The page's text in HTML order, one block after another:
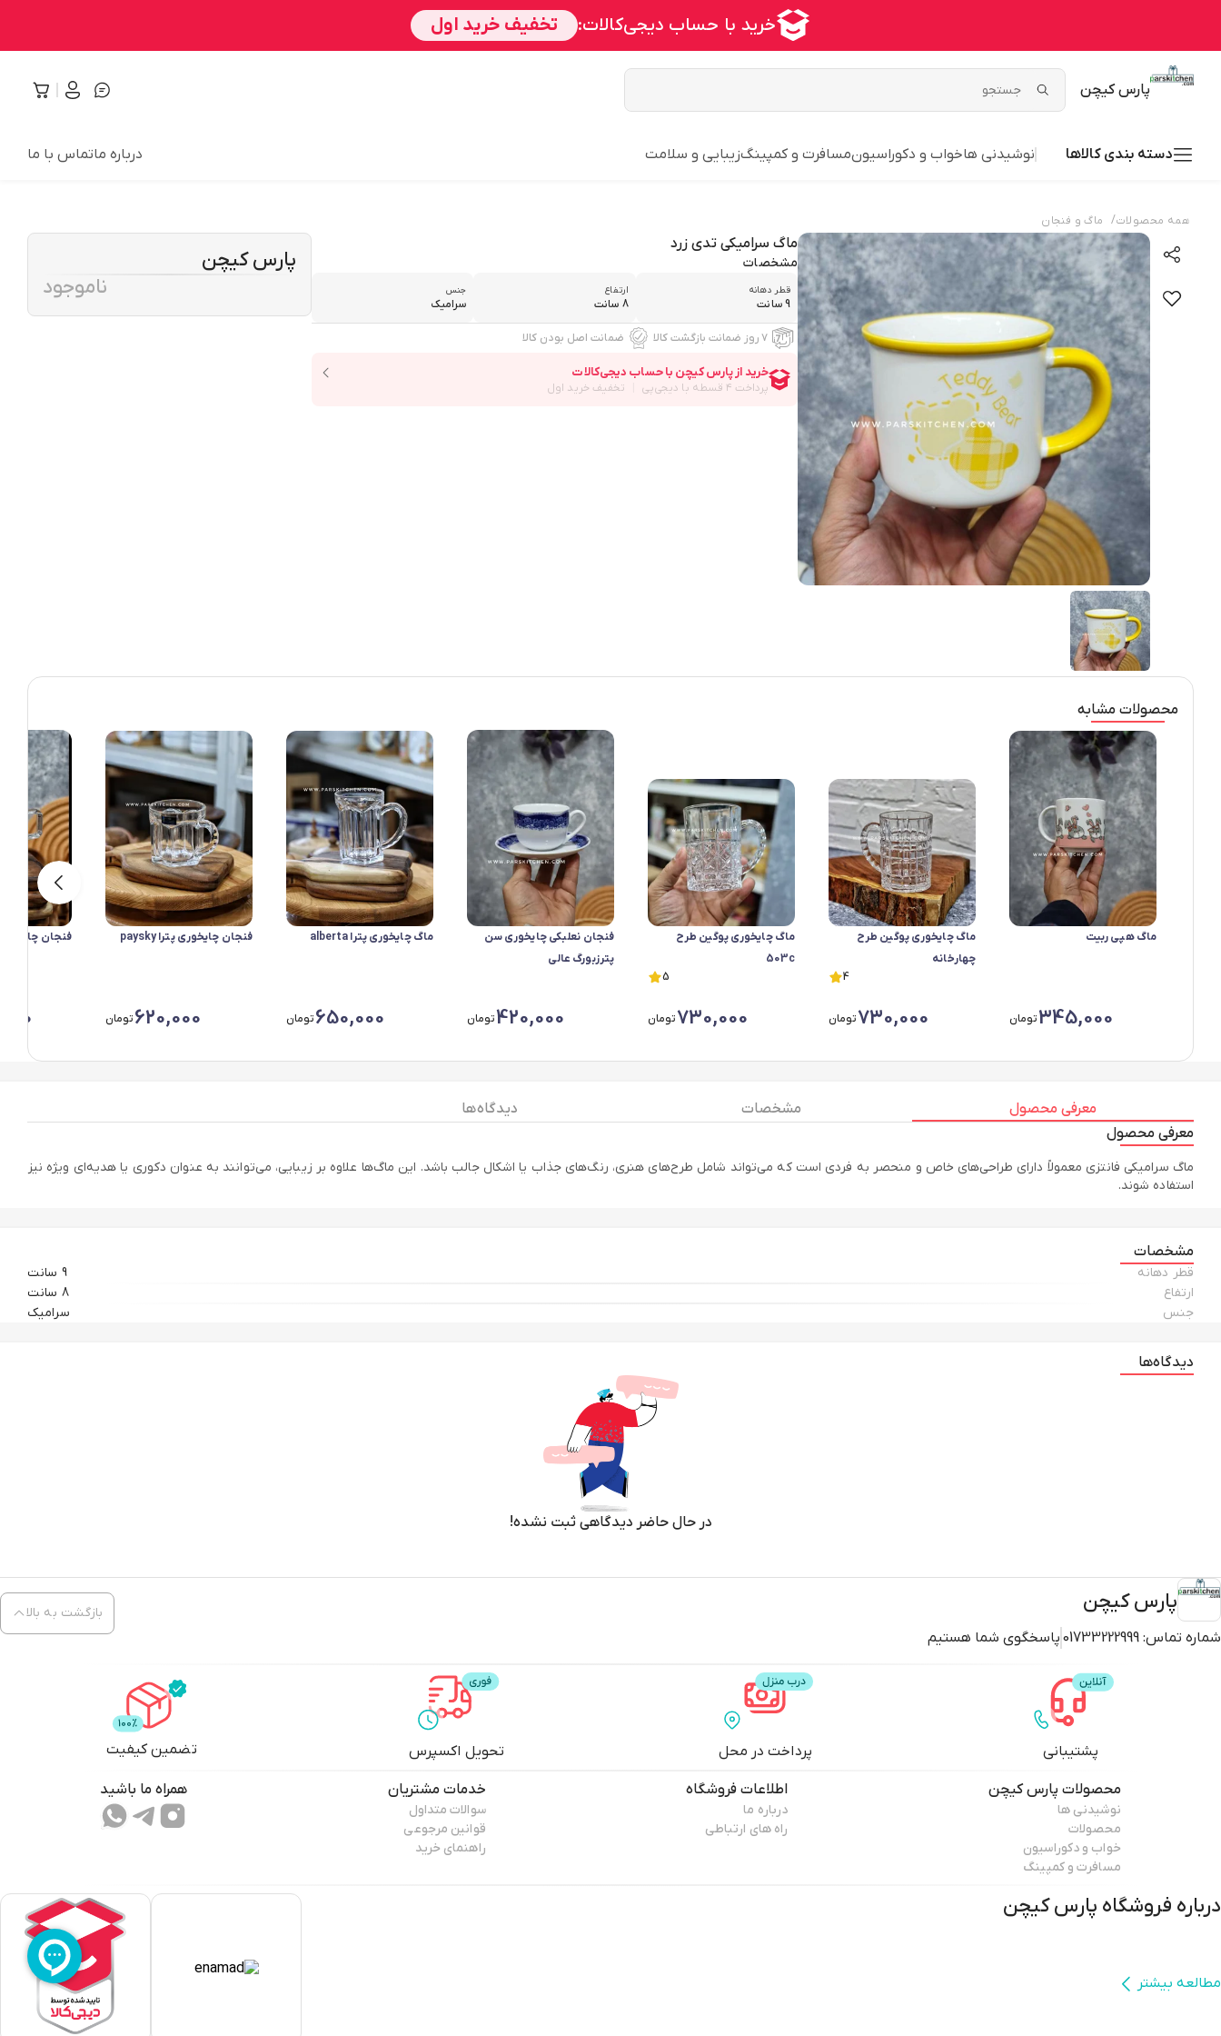
پارس کیچن
دسته بندی کالاها نوشیدنی هاخواب و دکوراسیونمسافرت و کمپینگزیبایی و سلامت درباره ماتماس با ما
همه محصولات/ ماگ و فنجان
ماگ سرامیکی تدی زرد
مشخصات
قطر دهانه
9 سانت
ارتفاع
8 سانت
جنس
سرامیک
۷ روز ضمانت بازگشت کالا ضمانت اصل بودن کالا
پارس کیچن
ناموجود
محصولات مشابه
ماگ هپی ربیت
345,000تومان
ماگ چایخوری پوگین طرح
چهارخانه
4
730,000تومان
ماگ چایخوری پوگین طرح
503c
5
730,000تومان
فنجان نعلبکی چایخوری سن
پترزبورگ عالی
420,000تومان
ماگ چایخوری پترا alberta
650,000تومان
فنجان چایخوری پترا paysky
620,000تومان
فنجان
معرفی محصول مشخصات
دیدگاه ها
معرفی محصول
ماگ سرامیکی فانتزی معمولاً دارای طراحی‌های خاص و منحصر به فردی است که می‌تواند شامل طرح‌های هنری، رنگ‌های جذاب یا اشکال جالب باشد. این ماگ‌ها علاوه بر زیبایی، می‌توانند به عنوان دکوری یا هدیه‌ای ویژه نیز
استفاده شوند.
مشخصات
قطر دهانه
9 سانت
ارتفاع
8 سانت
جنس
سرامیک
دیدگاه‌ها
در حال حاضر دیدگاهی ثبت نشده!
پارس کیچن
شماره تماس: 01733222999 پاسخگوی شما هستیم
بازگشت به بالا
پشتیبانی پرداخت در محل تحویل اکسپرس تضمین کیفیت
محصولات پارس کیچن
نوشیدنی ها
محصولات
خواب و دکوراسیون
مسافرت و کمپینگ
اطلاعات فروشگاه
درباره ما
راه های ارتباطی
خدمات مشتریان
سوالات متداول
قوانین مرجوعی
راهنمای خرید
همراه ما باشید
درباره فروشگاه پارس کیچن
مطالعه بیشتر